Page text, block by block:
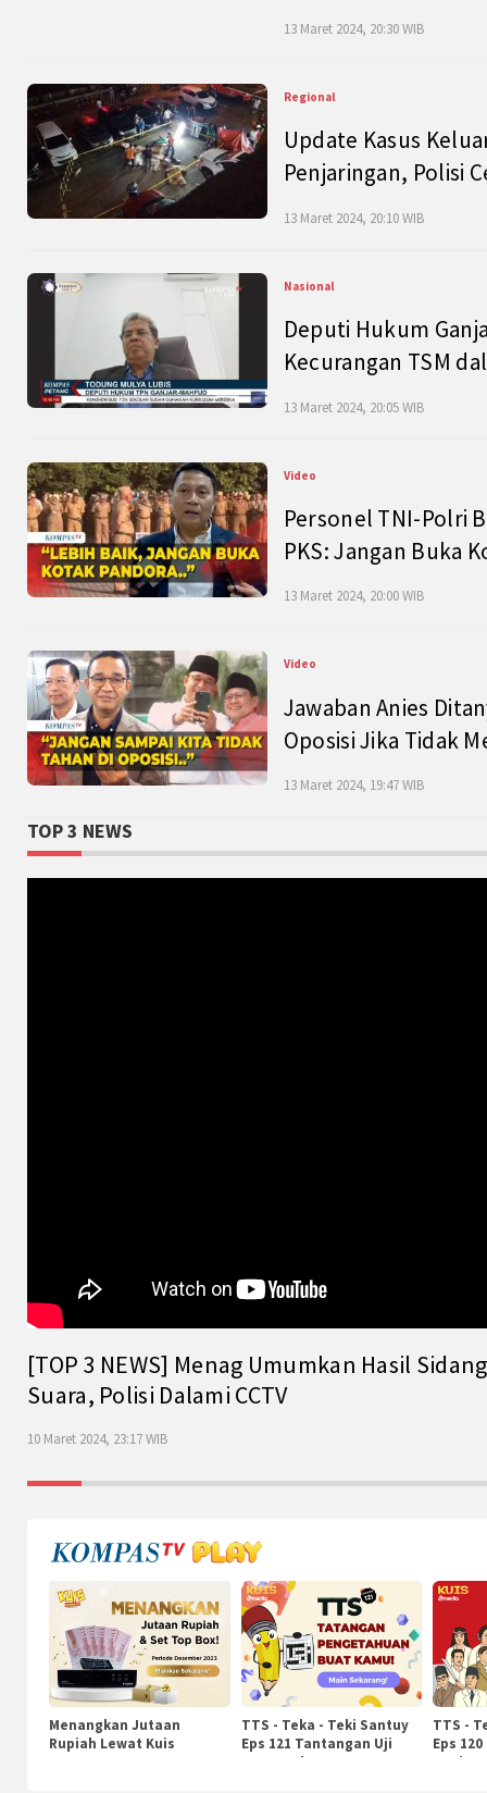
13 Maret 2024, 20:30 WIB
Regional
Update Kasus
Penjaringan, Polisi
13 Maret 2024, 20:10 WIB
Nasional
Deputi Hukum
Kecurangan TSM
13 Maret 2024, 20:05 WIB
Video
Personel TNI-Polri
PKS: Jangan Buka
13 Maret 2024, 20:00 WIB
Video
Jawaban Anies
Oposisi Jika Tidak
13 Maret 2024, 19:47 WIB
TOP 3 NEWS
[TOP 3 NEWS] Menag Umumkan Hasil
Suara, Polisi Dalami CCTV
10 Maret 2024, 23:17 WIB
Menangkan Jutaan
Rupiah Lewat Kuis
TTS - Teka - Teki Santuy
Eps 121 Tantangan Uji
Pengetahuan
TTS -
Eps